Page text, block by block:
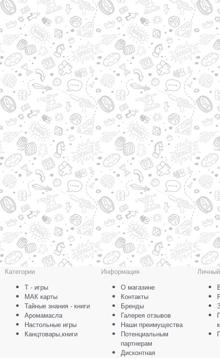
Категории
Т - игры
МАК карты
Тайные знания - книги
Аромамасла
Настольные игры
Канцтовары,книги
Информация
О магазине
Контакты
Бренды
Галерея отзывов
Наши преимущества
Потенциальным
партнерам
Дисконтная